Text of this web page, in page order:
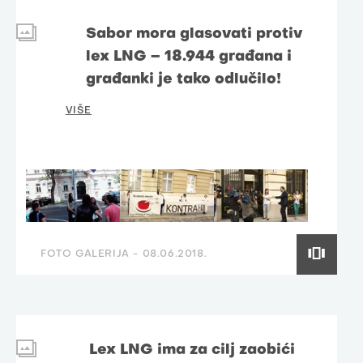
Sabor mora glasovati protiv
lex LNG – 18.944 građana i
građanki je tako odlučilo!
VIŠE
FOTO GALERIJA - 08.06.2018.
Lex LNG ima za cilj zaobići